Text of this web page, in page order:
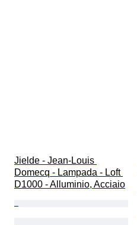
Jielde - Jean-Louis
Domecq - Lampada - Loft
D1000 - Alluminio, Acciaio